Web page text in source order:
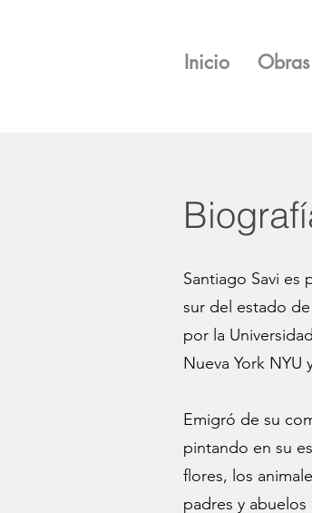
Inicio Obras
Santiago Savi es
sur del estado
por la
Nueva York
Emigró de su
pintando en su
flores, los
padres y